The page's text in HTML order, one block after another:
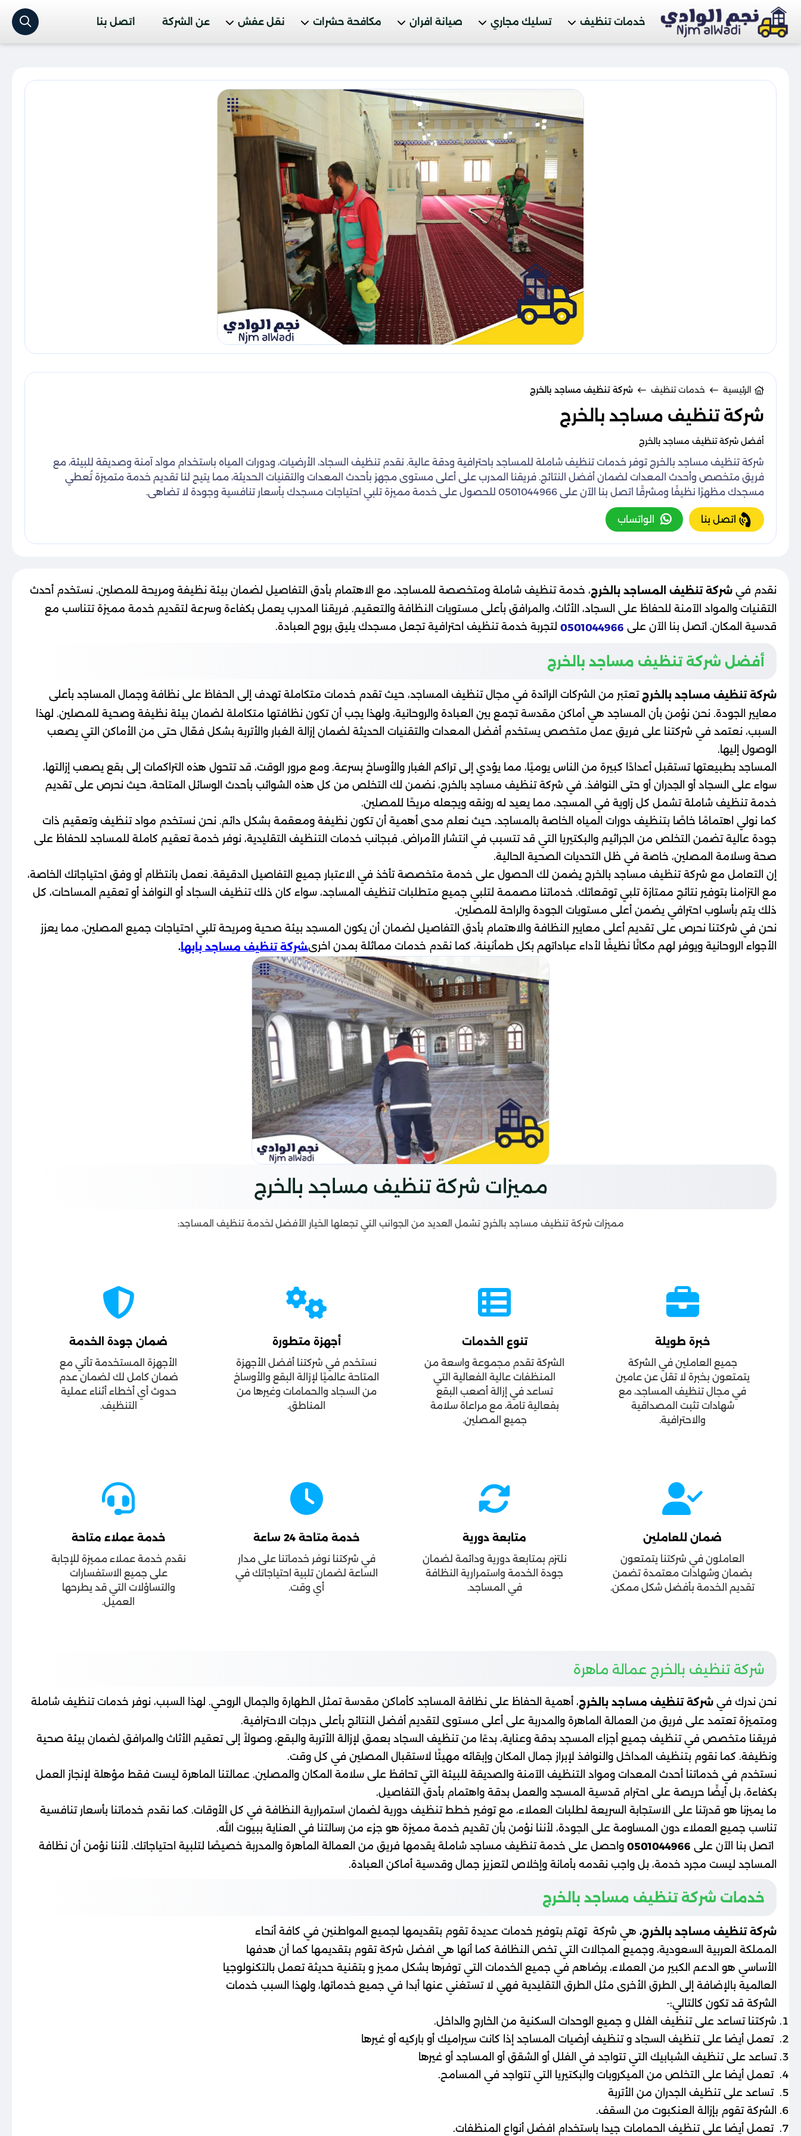
خدمات تنظيف تسليك مجاري صيانة افران مكافحة حشرات نقل عفش عن الشركة اتصل بنا
الرئيسية خدمات تنظيف شركة تنظيف مساجد بالخرج
شركة تنظيف مساجد بالخرج
أفضل شركة تنظيف مساجد بالخرج
شركة تنظيف مساجد بالخرج توفر خدمات تنظيف شاملة للمساجد باحترافية ودقة عالية. نقدم تنظيف السجاد، الأرضيات، ودورات المياه باستخدام مواد آمنة وصديقة للبيئة، مع
فريق متخصص وأحدث المعدات لضمان أفضل النتائج. فريقنا المدرب على أعلى مستوى مجهز بأحدث المعدات والتقنيات الحديثة، مما يتيح لنا تقديم خدمة متميزة تُعطي
مسجدك مظهرًا نظيفًا ومشرقًا اتصل بنا الآن على 0501044966 للحصول على خدمة مميزة تلبي احتياجات مسجدك بأسعار تنافسية وجودة لا تضاهى.
اتصل بنا الواتساب
نقدم في شركة تنظيف المساجد بالخرج، خدمة تنظيف شاملة ومتخصصة للمساجد، مع الاهتمام بأدق التفاصيل لضمان بيئة نظيفة ومريحة للمصلين. نستخدم أحدث
التقنيات والمواد الآمنة للحفاظ على السجاد، الأثاث، والمرافق بأعلى مستويات النظافة والتعقيم. فريقنا المدرب يعمل بكفاءة وسرعة لتقديم خدمة مميزة تتناسب مع
قدسية المكان. اتصل بنا الآن على
لتجربة خدمة تنظيف احترافية تجعل مسجدك يليق بروح العبادة.
أفضل شركة تنظيف مساجد بالخرج
شركة تنظيف مساجد بالخرج تعتبر من الشركات الرائدة في مجال تنظيف المساجد، حيث تقدم خدمات متكاملة تهدف إلى الحفاظ على نظافة وجمال المساجد بأعلى
معايير الجودة. نحن نؤمن بأن المساجد هي أماكن مقدسة تجمع بين العبادة والروحانية، ولهذا يجب أن تكون نظافتها متكاملة لضمان بيئة نظيفة وصحية للمصلين. لهذا
السبب، نعتمد في شركتنا على فريق عمل متخصص يستخدم أفضل المعدات والتقنيات الحديثة لضمان إزالة الغبار والأتربة بشكل فعّال حتى من الأماكن التي يصعب
الوصول إليها.
المساجد بطبيعتها تستقبل أعدادًا كبيرة من الناس يوميًا، مما يؤدي إلى تراكم الغبار والأوساخ بسرعة. ومع مرور الوقت، قد تتحول هذه التراكمات إلى بقع يصعب إزالتها،
سواء على السجاد أو الجدران أو حتى النوافذ. في شركة تنظيف مساجد بالخرج، نضمن لك التخلص من كل هذه الشوائب بأحدث الوسائل المتاحة، حيث نحرص على تقديم
خدمة تنظيف شاملة تشمل كل زاوية في المسجد، مما يعيد له رونقه ويجعله مريحًا للمصلين.
كما نولي اهتمامًا خاصًا بتنظيف دورات المياه الخاصة بالمساجد، حيث نعلم مدى أهمية أن تكون نظيفة ومعقمة بشكل دائم. نحن نستخدم مواد تنظيف وتعقيم ذات
جودة عالية تضمن التخلص من الجراثيم والبكتيريا التي قد تتسبب في انتشار الأمراض. فبجانب خدمات التنظيف التقليدية، نوفر خدمة تعقيم كاملة للمساجد للحفاظ على
صحة وسلامة المصلين، خاصة في ظل التحديات الصحية الحالية.
إن التعامل مع شركة تنظيف مساجد بالخرج يضمن لك الحصول على خدمة متخصصة تأخذ في الاعتبار جميع التفاصيل الدقيقة. نعمل بانتظام أو وفق احتياجاتك الخاصة،
مع التزامنا بتوفير نتائج ممتازة تلبي توقعاتك. خدماتنا مصممة لتلبي جميع متطلبات تنظيف المساجد، سواء كان ذلك تنظيف السجاد أو النوافذ أو تعقيم المساحات، كل
ذلك يتم بأسلوب احترافي يضمن أعلى مستويات الجودة والراحة للمصلين.
نحن في شركتنا نحرص على تقديم أعلى معايير النظافة والاهتمام بأدق التفاصيل لضمان أن يكون المسجد بيئة صحية ومريحة تلبي احتياجات جميع المصلين، مما يعزز
الأجواء الروحانية ويوفر لهم مكانًا نظيفًا لأداء عباداتهم بكل طمأنينة، كما نقدم خدمات مماثلة بمدن اخرىشركة تنظيف مساجد بابها.
مميزات شركة تنظيف مساجد بالخرج
مميزات شركة تنظيف مساجد بالخرج تشمل العديد من الجوانب التي تجعلها الخيار الأفضل لخدمة تنظيف المساجد:
خبرة طويلة
جميع العاملين في الشركة
يتمتعون بخبرة لا تقل عن عامين
في مجال تنظيف المساجد، مع
شهادات تثبت المصداقية
والاحترافية.
تنوع الخدمات
الشركة تقدم مجموعة واسعة من
المنظفات عالية الفعالية التي
تساعد في إزالة أصعب البقع
بفعالية تامة، مع مراعاة سلامة
جميع المصلين.
أجهزة متطورة
نستخدم في شركتنا أفضل الأجهزة
المتاحة عالميًا لإزالة البقع والأوساخ
من السجاد والحمامات وغيرها من
المناطق.
ضمان جودة الخدمة
الأجهزة المستخدمة تأتي مع
ضمان كامل لك لضمان عدم
حدوث أي أخطاء أثناء عملية
التنظيف.
ضمان للعاملين
العاملون في شركتنا يتمتعون
بضمان وشهادات معتمدة تضمن
تقديم الخدمة بأفضل شكل ممكن.
متابعة دورية
نلتزم بمتابعة دورية ودائمة لضمان
جودة الخدمة واستمرارية النظافة
في المساجد.
خدمة متاحة 24 ساعة
في شركتنا نوفر خدماتنا على مدار
الساعة لضمان تلبية احتياجاتك في
أي وقت.
خدمة عملاء متاحة
نقدم خدمة عملاء مميزة للإجابة
على جميع الاستفسارات
والتساؤلات التي قد يطرحها
العميل.
شركة تنظيف بالخرج عمالة ماهرة
نحن ندرك في شركة تنظيف مساجد بالخرج، أهمية الحفاظ على نظافة المساجد كأماكن مقدسة تمثل الطهارة والجمال الروحي. لهذا السبب، نوفر خدمات تنظيف شاملة
ومتميزة تعتمد على فريق من العمالة الماهرة والمدربة على أعلى مستوى لتقديم أفضل النتائج بأعلى درجات الاحترافية.
فريقنا متخصص في تنظيف جميع أجزاء المسجد بدقة وعناية، بدءًا من تنظيف السجاد بعمق لإزالة الأتربة والبقع، وصولاً إلى تعقيم الأثاث والمرافق لضمان بيئة صحية
ونظيفة. كما نقوم بتنظيف المداخل والنوافذ لإبراز جمال المكان وإبقائه مهيئًا لاستقبال المصلين في كل وقت.
نستخدم في خدماتنا أحدث المعدات ومواد التنظيف الآمنة والصديقة للبيئة التي تحافظ على سلامة المكان والمصلين. عمالتنا الماهرة ليست فقط مؤهلة لإنجاز العمل
بكفاءة، بل أيضًا حريصة على احترام قدسية المسجد والعمل بدقة واهتمام بأدق التفاصيل.
ما يميزنا هو قدرتنا على الاستجابة السريعة لطلبات العملاء، مع توفير خطط تنظيف دورية لضمان استمرارية النظافة في كل الأوقات. كما نقدم خدماتنا بأسعار تنافسية
تناسب جميع العملاء دون المساومة على الجودة، لأننا نؤمن بأن تقديم خدمة مميزة هو جزء من رسالتنا في العناية ببيوت الله.
اتصل بنا الآن على 0501044966 واحصل على خدمة تنظيف مساجد شاملة يقدمها فريق من العمالة الماهرة والمدربة خصيصًا لتلبية احتياجاتك. لأننا نؤمن أن نظافة
المساجد ليست مجرد خدمة، بل واجب نقدمه بأمانة وإخلاص لتعزيز جمال وقدسية أماكن العبادة.
خدمات شركة تنظيف مساجد بالخرج
شركة تنظيف مساجد بالخرج، هي شركة تهتم بتوفير خدمات عديدة تقوم بتقديمها لجميع المواطنين في كافة أنحاء
المملكة العربية السعودية، وجميع المجالات التي تخص النظافة كما أنها هي افضل شركة تقوم بتقديمها كما أن هدفها
الأساسي هو الدعم الكبير من العملاء، برضاهم في جميع الخدمات التي توفرها بشكل مميز و بتقنية حديثة تعمل بالتكنولوجيا
العالمية بالإضافة إلى الطرق الأخرى مثل الطرق التقليدية فهي لا تستغني عنها أبدا في جميع خدماتها، ولهذا السبب خدمات
الشركة قد تكون كالتالي:-
شركتنا تساعد على تنظيف الفلل و جميع الوحدات السكنية من الخارج والداخل.
تعمل أيضا على تنظيف السجاد و تنظيف أرضيات المساجد إذا كانت سيراميك أو باركيه أو غيرها
تساعد على تنظيف الشبابيك التي تتواجد في الفلل أو الشقق أو المساجد أو غيرها
تعمل أيضا على التخلص من الميكروبات والبكتيريا التي تتواجد في المسامح.
تساعد على تنظيف الجدران من الأتربة
الشركة تقوم بإزالة العنكبوت من السقف.
تعمل أيضا على تنظيف الحمامات جيدا باستخدام افضل أنواع المنظفات.